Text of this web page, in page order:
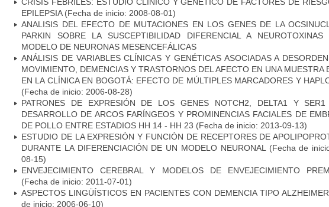
EPILEPSIA(Fecha de inicio: 2008-08-01)
ANALISIS DEL EFECTO DE MUTACIONES EN LOS GENES DE LA
PARKIN SOBRE LA SUSCEPTIBILIDAD DIFERENCIAL A
MODELO DE NEURONAS MESENCEFÁLICAS
ANÁLISIS DE VARIABLES CLÍNICAS Y GENÉTICAS ASOCIADAS A
MOVIMIENTO, DEMENCIAS Y TRASTORNOS DEL AFECTO EN UNA MUESTRA
EN LA CLÍNICA EN BOGOTÁ: EFECTO DE MÚLTIPLES MARCADORES Y
(Fecha de inicio: 2006-08-28)
PATRONES DE EXPRESIÓN DE LOS GENES NOTCH2, DELTA1 Y SER1
DESARROLLO DE ARCOS FARÍNGEOS Y PROMINENCIAS FACIALES DE
DE POLLO ENTRE ESTADIOS HH 14 - HH 23 (Fecha de inicio: 2013-09-13)
ESTUDIO DE LA EXPRESIÓN Y FUNCIÓN DE RECEPTORES DE
DURANTE LA DIFERENCIACIÓN DE UN MODELO NEURONAL
(Fecha de
08-15)
ENVEJECIMIENTO CEREBRAL Y MODELOS DE ENVEJECIMIENTO
(Fecha de inicio: 2011-07-01)
ASPECTOS LINGÜÍSTICOS EN PACIENTES CON DEMENCIA TIPO ALZHEIMER
de inicio: 2006-06-10)